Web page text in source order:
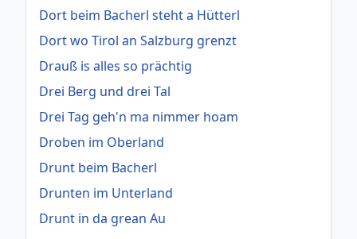
Dort beim Bacherl steht a Hütterl
Dort wo Tirol an Salzburg grenzt
Drauß is alles so prächtig
Drei Berg und drei Tal
Drei Tag geh'n ma nimmer hoam
Droben im Oberland
Drunt beim Bacherl
Drunten im Unterland
Drunt in da grean Au